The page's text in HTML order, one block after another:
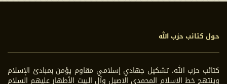
حول كتائب حزب الله
كتائب حزب الله، تشكيل جهادي إسلامي مقاوم يؤمن بمبادئ الإسلام
وينتهج خط الاسلام المحمدي الاصيل وآل البيت الأطهار عليهم السلام